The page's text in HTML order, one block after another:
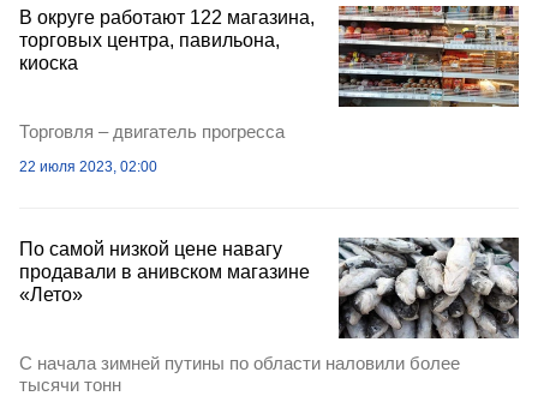
В округе работают 122 магазина,
торговых центра, павильона,
киоска
Торговля – двигатель прогресса
22 июля 2023, 02:00
По самой низкой цене навагу
продавали в анивском магазине
«Лето»
С начала зимней путины по области наловили более
тысячи тонн